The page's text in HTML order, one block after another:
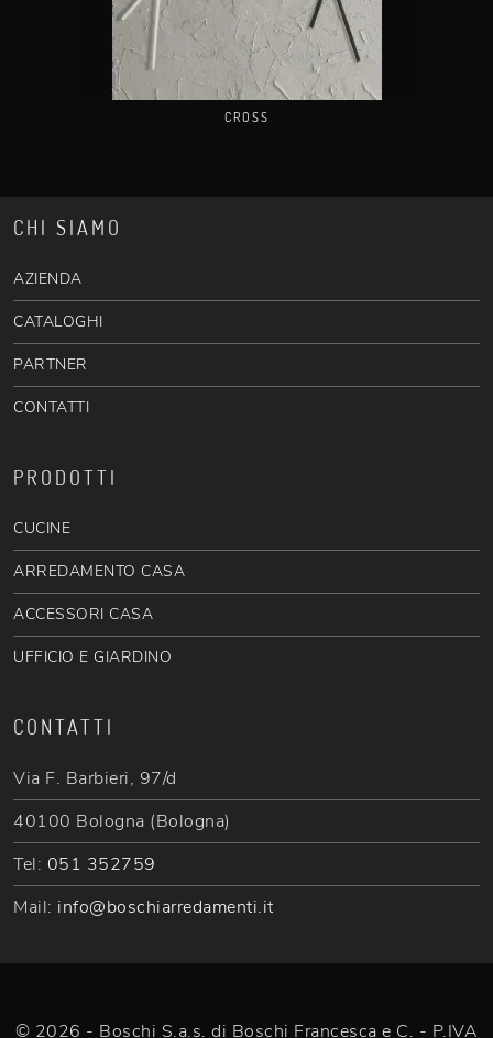
CROSS
CHI SIAMO
AZIENDA
CATALOGHI
PARTNER
CONTATTI
PRODOTTI
CUCINE
ARREDAMENTO CASA
ACCESSORI CASA
UFFICIO E GIARDINO
CONTATTI
Via F. Barbieri, 97/d
40100 Bologna (Bologna)
Tel: 051 352759
Mail: info@boschiarredamenti.it
© 2026 - Boschi S.a.s. di Boschi Francesca e C. - P.IVA